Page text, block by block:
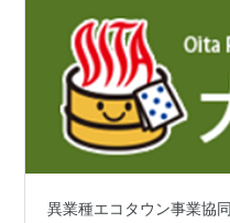
異業種エコタウン事業協